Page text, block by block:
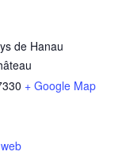
de Hanau
+ Google Map